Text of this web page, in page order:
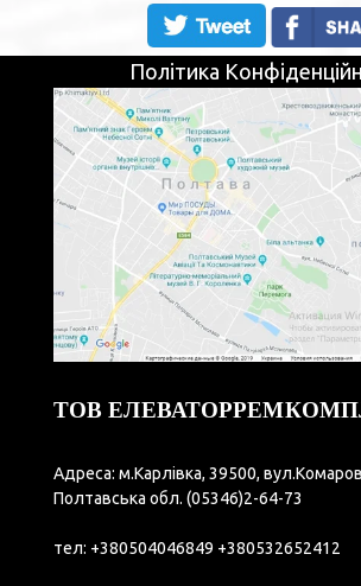
Політика
ТОВ
Адреса: м.Карлівка, 39500,
Полтавська обл. (05346)2-64-73
тел: +380504046849 +380532652412